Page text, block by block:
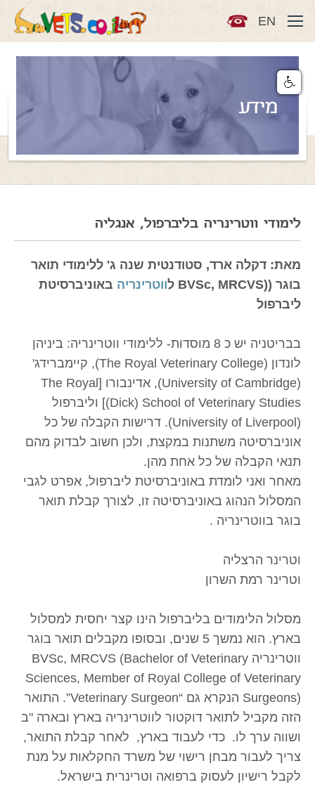
EN
מידע
לימודי ווטרינריה בליברפול, אנגליה
מאת: דקלה ארד, סטודנטית שנה ג' ללימודי תואר
בוגר ((BVSc, MRCVS ל
ווטרינריה באוניברסיטת
ליברפול
בבריטניה יש כ 8 מוסדות- ללימודי ווטרינריה: ביניהן
לונדון (The Royal Veterinary College), קיימברידג'
(University of Cambridge), אדינבורו [The Royal
(Dick) School of Veterinary Studies] וליברפול
(University of Liverpool). דרישות הקבלה של כל
אוניברסיטה משתנות במקצת, ולכן חשוב לבדוק מהם
תנאי הקבלה של כל אחת מהן.
מאחר ואני לומדת באוניברסיטת ליברפול, אפרט לגבי
המסלול הנהוג באוניברסיטה זו, לצורך קבלת תואר
בוגר בווטרינריה .
וטרינר הרצליה
וטרינר רמת השרון
מסלול הלימודים בליברפול הינו קצר יחסית למסלול
בארץ. הוא נמשך 5 שנים, ובסופו מקבלים תואר בוגר
ווטרינריה BVSc, MRCVS (Bachelor of Veterinary
Sciences, Member of Royal College of Veterinary
Surgeons) הנקרא גם “Veterinary Surgeon”. התואר
הזה מקביל לתואר דוקטור לווטרינריה בארץ ובארה "ב
ושווה ערך לו. כדי לעבוד בארץ, לאחר קבלת התואר,
צריך לעבור מבחן רישוי של משרד החקלאות על מנת
לקבל רישיון לעסוק ברפואה וטרינרית בישראל.